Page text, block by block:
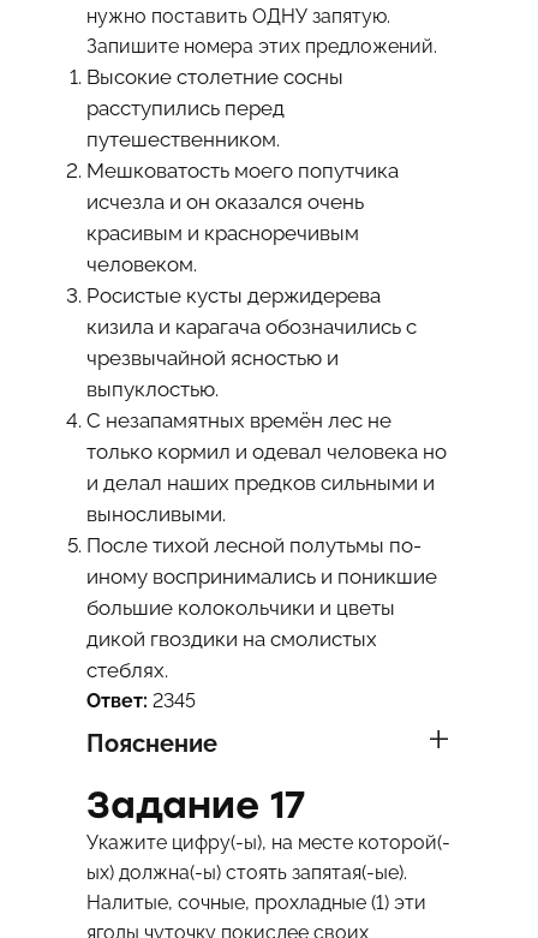
нужно поставить ОДНУ запятую.
Запишите номера этих предложений.
Высокие столетние сосны
расступились перед
путешественником.
Мешковатость моего попутчика
исчезла и он оказался очень
красивым и красноречивым
человеком.
Росистые кусты держидерева
кизила и карагача обозначились с
чрезвычайной ясностью и
выпуклостью.
С незапамятных времён лес не
только кормил и одевал человека но
и делал наших предков сильными и
выносливыми.
После тихой лесной полутьмы по-
иному воспринимались и поникшие
большие колокольчики и цветы
дикой гвоздики на смолистых
стеблях.
Ответ: 2345
Пояснение
Задание 17
Укажите цифру(-ы), на месте которой(-
ых) должна(-ы) стоять запятая(-ые).
Налитые, сочные, прохладные (1) эти
ягоды чуточку покислее своих